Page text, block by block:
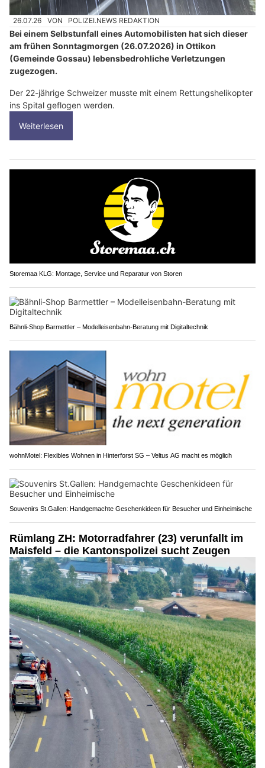
26.07.26 VON POLIZEI.NEWS REDAKTION
Bei einem Selbstunfall eines Automobilisten hat sich dieser
am frühen Sonntagmorgen (26.07.2026) in Ottikon
(Gemeinde Gossau) lebensbedrohliche Verletzungen
zugezogen.
Der 22-jährige Schweizer musste mit einem Rettungshelikopter
ins Spital geflogen werden.
Weiterlesen
Storemaa KLG: Montage, Service und Reparatur von Storen
Bähnli-Shop Barmettler – Modelleisenbahn-Beratung mit Digitaltechnik
wohnMotel: Flexibles Wohnen in Hinterforst SG – Veltus AG macht es möglich
Souvenirs St.Gallen: Handgemachte Geschenkideen für Besucher und Einheimische
Rümlang ZH: Motorradfahrer (23) verunfallt im
Maisfeld – die Kantonspolizei sucht Zeugen